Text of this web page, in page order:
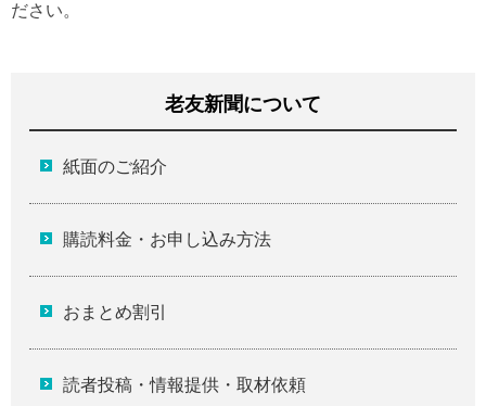
ださい。
老友新聞について
紙面のご紹介
購読料金・お申し込み方法
おまとめ割引
読者投稿・情報提供・取材依頼